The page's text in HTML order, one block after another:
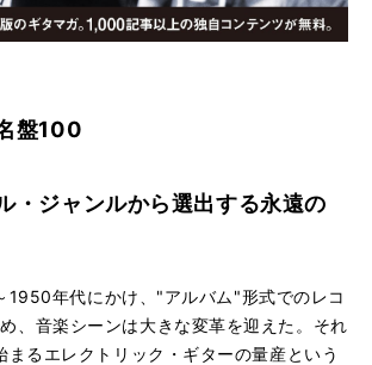
盤100
・ジャンルから選出する永遠の
年代にかけ、"アルバム"形式でのレコ
、音楽シーンは大きな変革を迎えた。それ
るエレクトリック・ギターの量産という